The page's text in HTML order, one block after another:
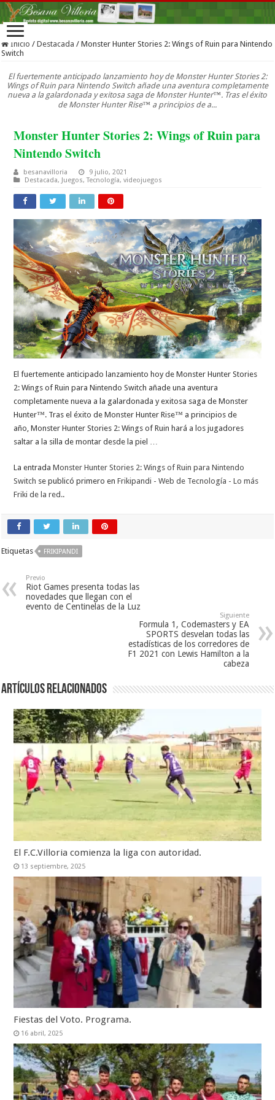
Inicio / Destacada / Monster Hunter Stories 2: Wings of Ruin para Nintendo
Switch
El fuertemente anticipado lanzamiento hoy de Monster Hunter Stories 2:
Wings of Ruin para Nintendo Switch añade una aventura completamente
nueva a la galardonada y exitosa saga de Monster Hunter™. Tras el éxito
de Monster Hunter Rise™ a principios de a...
Monster Hunter Stories 2: Wings of Ruin para
Nintendo Switch
besanavilloria
9 julio, 2021
Destacada, Juegos,Tecnología,videojuegos
El fuertemente anticipado lanzamiento hoy de Monster Hunter Stories
2: Wings of Ruin para Nintendo Switch añade una aventura
completamente nueva a la galardonada y exitosa saga de Monster
Hunter™. Tras el éxito de Monster Hunter Rise™ a principios de
año, Monster Hunter Stories 2: Wings of Ruin hará a los jugadores
saltar a la silla de montar desde la piel …
La entradaMonster Hunter Stories 2: Wings of Ruin para Nintendo
Switch se publicó primero enFrikipandi - Web de Tecnología - Lo más
Friki de la red..
Etiquetas FRIKIPANDI
Previo
Riot Games presenta todas las
novedades que llegan con el
evento de Centinelas de la Luz
Siguiente
Formula 1, Codemasters y EA
SPORTS desvelan todas las
estadísticas de los corredores de
F1 2021 con Lewis Hamilton a la
cabeza
Artículos relacionados
El F.C.Villoria comienza la liga con autoridad.
13 septiembre, 2025
Fiestas del Voto. Programa.
16 abril, 2025